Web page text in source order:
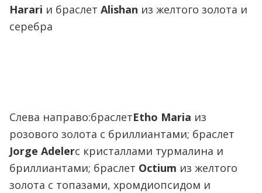
Harari и браслет Alishan из желтого золота и
серебра
Слева направо:браслетEtho Maria из
розового золота с бриллиантами; браслет
Jorge Adelerс кристаллами турмалина и
бриллиантами; браслет Octium из желтого
золота с топазами, хромдиопсидом и